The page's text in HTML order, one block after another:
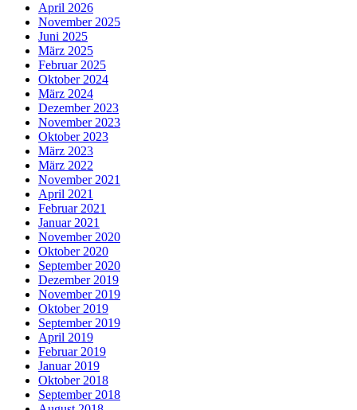
April 2026
November 2025
Juni 2025
März 2025
Februar 2025
Oktober 2024
März 2024
Dezember 2023
November 2023
Oktober 2023
März 2023
März 2022
November 2021
April 2021
Februar 2021
Januar 2021
November 2020
Oktober 2020
September 2020
Dezember 2019
November 2019
Oktober 2019
September 2019
April 2019
Februar 2019
Januar 2019
Oktober 2018
September 2018